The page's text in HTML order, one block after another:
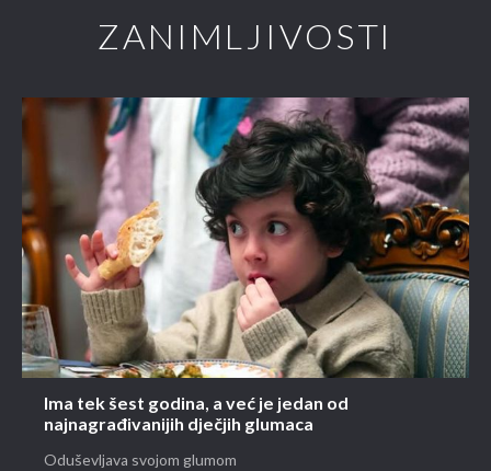
ZANIMLJIVOSTI
Ima tek šest godina, a već je jedan od
najnagrađivanijih dječjih glumaca
Oduševljava svojom glumom